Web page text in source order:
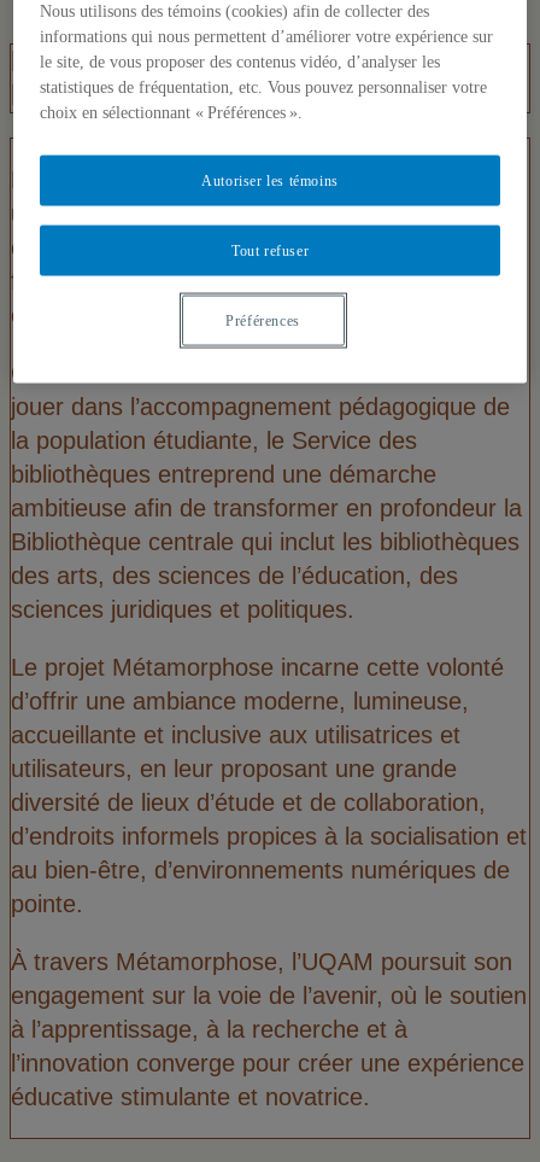
En quoi consiste le projet
Métamorphose?
Les besoins et attentes de la communauté
universitaire évoluent. Les ressources en ligne
et l’innovation technologique modifient les
façons de transmettre et d’acquérir les
connaissances.
Conscient de cette évolution et de son rôle à
jouer dans l’accompagnement pédagogique de
la population étudiante, le Service des
bibliothèques entreprend une démarche
ambitieuse afin de transformer en profondeur la
Bibliothèque centrale qui inclut les bibliothèques
des arts, des sciences de l’éducation, des
sciences juridiques et politiques.
Le projet Métamorphose incarne cette volonté
d’offrir une ambiance moderne, lumineuse,
accueillante et inclusive aux utilisatrices et
utilisateurs, en leur proposant une grande
diversité de lieux d’étude et de collaboration,
d’endroits informels propices à la socialisation et
au bien-être, d’environnements numériques de
pointe.
À travers Métamorphose, l’UQAM poursuit son
engagement sur la voie de l’avenir, où le soutien
à l’apprentissage, à la recherche et à
l’innovation converge pour créer une expérience
éducative stimulante et novatrice.
Nous utilisons des témoins (cookies) afin de collecter des
informations qui nous permettent d’améliorer votre expérience sur
le site, de vous proposer des contenus vidéo, d’analyser les
statistiques de fréquentation, etc. Vous pouvez personnaliser votre
choix en sélectionnant « Préférences ».
Tout refuser
Autoriser les témoins
Préférences